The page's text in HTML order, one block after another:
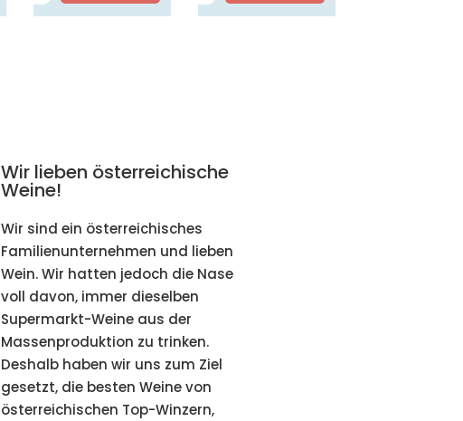
Wir lieben österreichische
Weine!
Wir sind ein österreichisches
Familienunternehmen und lieben
Wein. Wir hatten jedoch die Nase
voll davon, immer dieselben
Supermarkt-Weine aus der
Massenproduktion zu trinken.
Deshalb haben wir uns zum Ziel
gesetzt, die besten Weine von
österreichischen Top-Winzern,